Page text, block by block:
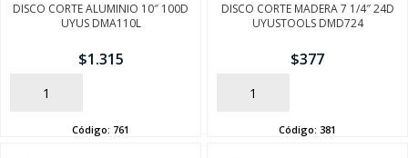
DISCO CORTE ALUMINIO 10″ 100D
UYUS DMA110L
$1.315
AÑADIR
Código: 761
DISCO CORTE MADERA 7 1/4″ 24D
UYUSTOOLS DMD724
$377
AÑADIR
Código: 381